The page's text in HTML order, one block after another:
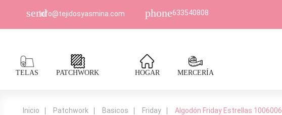
sendInfo@tejidosyasmina.com phone633540808
TELAS PATCHWORK HOGAR MERCERÍA
Inicio Patchwork Basicos Friday Algodón Friday Estrellas 1006006